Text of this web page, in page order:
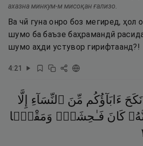
ахазна минкум-м мисоқан ғализо.
Ва чӣ гуна онро боз мегиред, ҳол
шумо ба баъзе баҳрамандӣ
шумо аҳди устувор гирифтаанд?!
4:21
نَكَحَ ءَابَآؤُكُم مِّنَ ٱلنِّسَآءِ
إِلَّا
كَانَ فَـٰحِشَةًۭ وَمَقْتًۭا